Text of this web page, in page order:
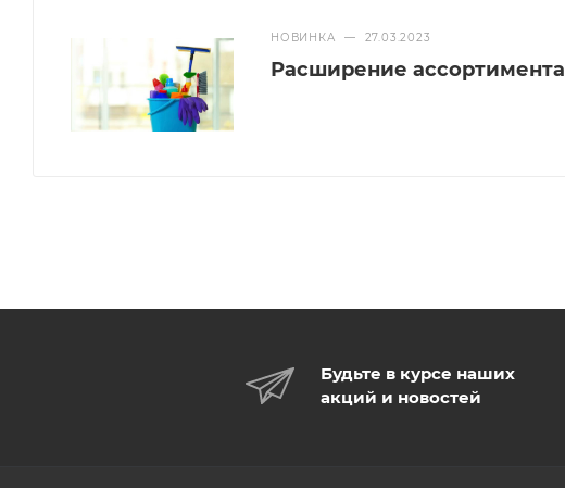
НОВИНКА — 27.03.2023
Расширение ассортимента
Будьте в курсе наших
акций и новостей